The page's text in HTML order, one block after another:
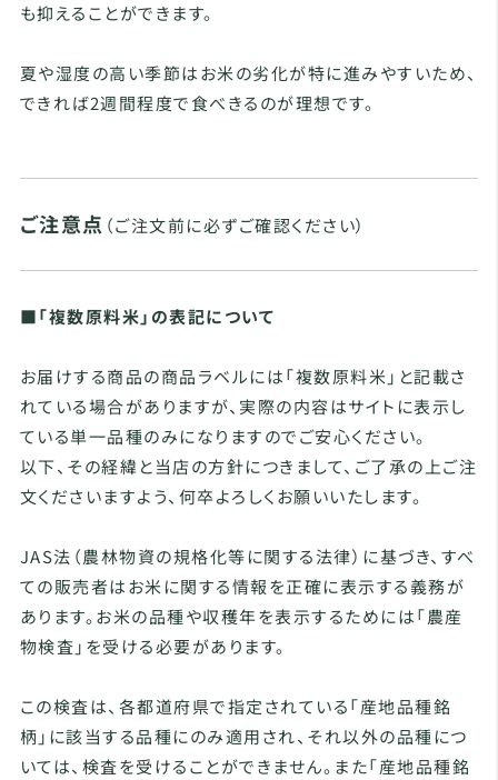
も抑えることができます。
夏や湿度の高い季節はお米の劣化が特に進みやすいため、
できれば2週間程度で食べきるのが理想です。
ご注意点 （ご注文前に必ずご確認ください）
■「複数原料米」の表記について
お届けする商品の商品ラベルには「複数原料米」と記載さ
れている場合がありますが、実際の内容はサイトに表示し
ている単一品種のみになりますのでご安心ください。
以下、その経緯と当店の方針につきまして、ご了承の上ご注
文くださいますよう、何卒よろしくお願いいたします。
JAS法（農林物資の規格化等に関する法律）に基づき、すべ
ての販売者はお米に関する情報を正確に表示する義務が
あります。お米の品種や収穫年を表示するためには「農産
物検査」を受ける必要があります。
この検査は、各都道府県で指定されている「産地品種銘
柄」に該当する品種にのみ適用され、それ以外の品種につ
いては、検査を受けることができません。また「産地品種銘